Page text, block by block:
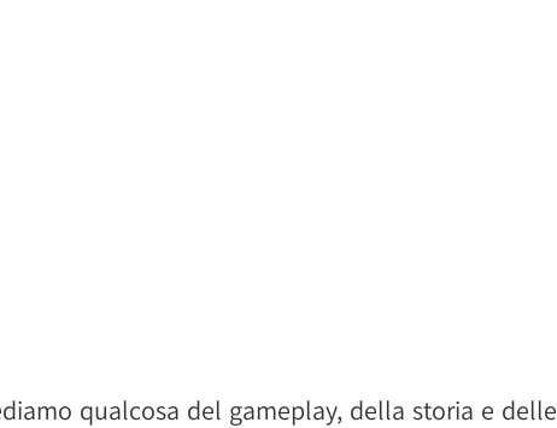
qualcosa del gameplay, della storia e delle